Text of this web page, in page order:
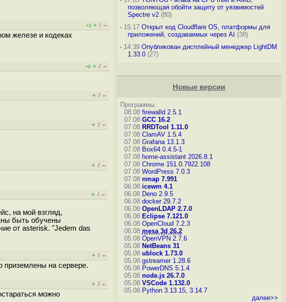
+3 + / –
железе и кодеках
+6 + / –
+ / –
+ / –
+ / –
+ / –
на мой взгляд,
быть обучены
от asterisk. "Jedem das
+ / –
приземлены на сервере.
+ / –
можно
позволяющая обойти защиту от уязвимостей
Spectre v2(80)
-15:17 Открыт код Cloudflare OS, платформы для
приложений, создаваемых через AI (38)
-14:39 Опубликован дисплейный менеджер LightDM
1.33.0(27)
Новые версии
Программы:
08.08 firewalld 2.5.1
07.08 GCC 16.2
07.08 RRDTool 1.11.0
07.08 ClamAV 1.5.4
07.08 Grafana 13.1.3
07.08 Box64 0.4.5-1
07.08 home-assistant 2026.8.1
07.08 Chrome 151.0.7922.108
07.08 WordPress 7.0.3
07.08 nmap 7.991
06.08 icewm 4.1
06.08 Deno 2.9.5
06.08 docker 29.7.2
06.08 OpenLDAP 2.7.0
06.08 Eclipse 7.121.0
06.08 OpenCloud 7.2.3
06.08 mesa 3d 26.2
05.08 OpenVPN 2.7.6
05.08 NetBeans 31
05.08 ublock 1.73.0
05.08 gstreamer 1.28.6
05.08 PowerDNS 5.1.4
05.08 node.js 26.7.0
05.08 VSCode 1.132.0
05.08 Python 3.13.15, 3.14.7
далее>>